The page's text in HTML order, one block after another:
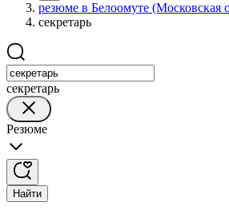
резюме в Белоомуте (Московская
секретарь
секретарь
Резюме
Найти